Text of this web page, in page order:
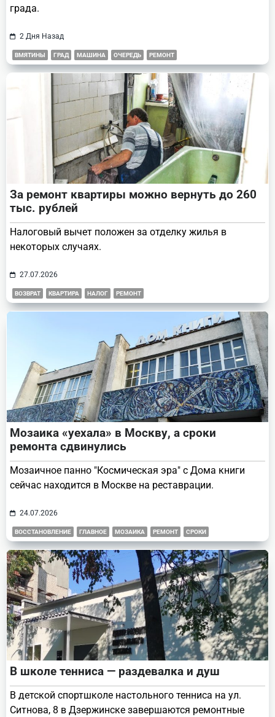
града.
2 Дня Назад
ВМЯТИНЫ ГРАД МАШИНА ОЧЕРЕДЬ РЕМОНТ
За ремонт квартиры можно вернуть до 260
тыс. рублей
Налоговый вычет положен за отделку жилья в
некоторых случаях.
27.07.2026
ВОЗВРАТ КВАРТИРА НАЛОГ РЕМОНТ
Мозаика «уехала» в Москву, а сроки
ремонта сдвинулись
Мозаичное панно "Космическая эра" с Дома книги
сейчас находится в Москве на реставрации.
24.07.2026
ВОССТАНОВЛЕНИЕ ГЛАВНОЕ МОЗАИКА РЕМОНТ СРОКИ
В школе тенниса — раздевалка и душ
В детской спортшколе настольного тенниса на ул.
Ситнова, 8 в Дзержинске завершаются ремонтные